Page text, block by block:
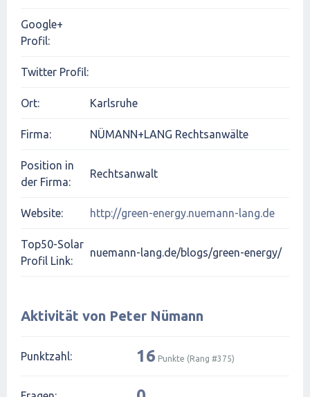
Google+
Profil:
Twitter Profil:
Ort: Karlsruhe
Firma: NÜMANN+LANG Rechtsanwälte
Position in
der Firma:
Rechtsanwalt
Website: http://green-energy.nuemann-lang.de
Top50-Solar
Profil Link:
nuemann-lang.de/blogs/green-energy/
Aktivität von Peter Nümann
Punktzahl: 16 Punkte (Rang #375)